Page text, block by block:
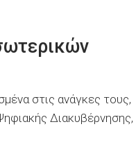
στις ανάγκες τους,
Διακυβέρνησης,